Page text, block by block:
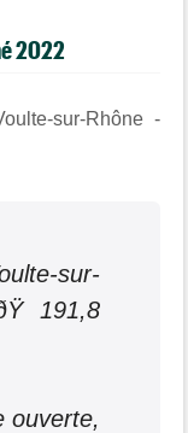
2022
sur-Rhône -
sur-
191,8
ouverte,